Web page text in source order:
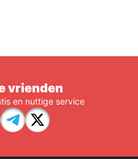
vrienden
en nuttige service